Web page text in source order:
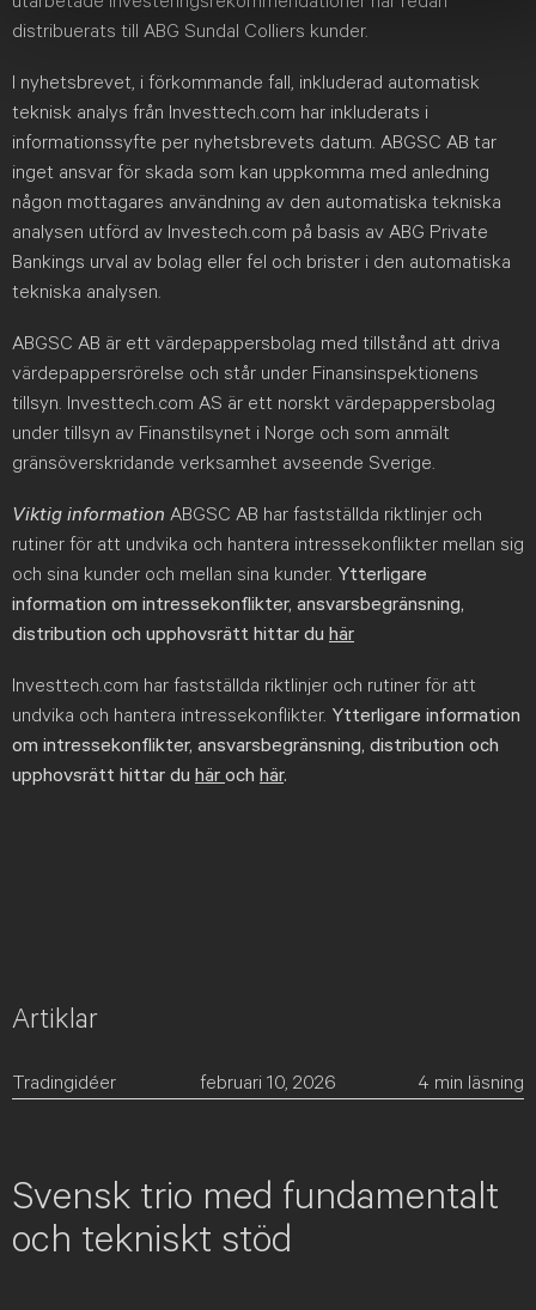
distribuerats till ABG Sundal Colliers kunder.
I nyhetsbrevet, i förkommande fall, inkluderad automatisk
teknisk analys från Investtech.com har inkluderats i
informationssyfte per nyhetsbrevets datum. ABGSC AB tar
inget ansvar för skada som kan uppkomma med anledning
någon mottagares användning av den automatiska tekniska
analysen utförd av Investech.com på basis av ABG Private
Bankings urval av bolag eller fel och brister i den automatiska
tekniska analysen.
ABGSC AB är ett värdepappersbolag med tillstånd att driva
värdepappersrörelse och står under Finansinspektionens
tillsyn. Investtech.com AS är ett norskt värdepappersbolag
under tillsyn av Finanstilsynet i Norge och som anmält
gränsöverskridande verksamhet avseende Sverige.
Viktig information ABGSC AB har fastställda riktlinjer och
rutiner för att undvika och hantera intressekonflikter mellan sig
och sina kunder och mellan sina kunder. Ytterligare
information om intressekonflikter, ansvarsbegränsning,
distribution och upphovsrätt hittar du här
Investtech.com har fastställda riktlinjer och rutiner för att
undvika och hantera intressekonflikter. Ytterligare information
om intressekonflikter, ansvarsbegränsning, distribution och
upphovsrätt hittar du här och här.
Artiklar
Tradingidéer februari 10, 2026 4 min läsning
Svensk trio med fundamentalt
och tekniskt stöd